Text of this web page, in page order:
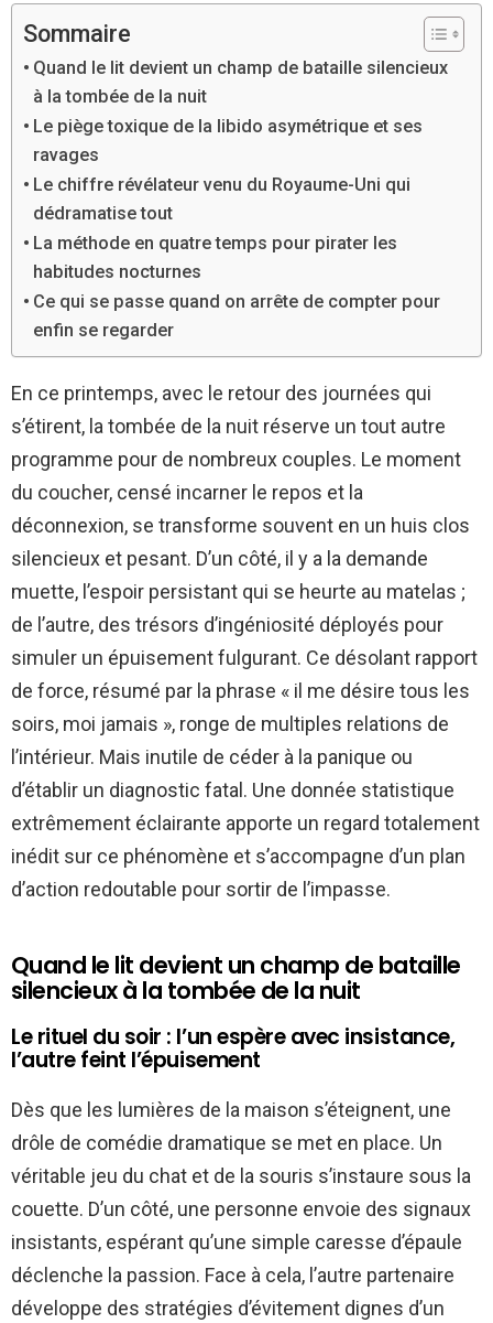
Sommaire
Quand le lit devient un champ de bataille silencieux
à la tombée de la nuit
Le piège toxique de la libido asymétrique et ses
ravages
Le chiffre révélateur venu du Royaume-Uni qui
dédramatise tout
La méthode en quatre temps pour pirater les
habitudes nocturnes
Ce qui se passe quand on arrête de compter pour
enfin se regarder
En ce printemps, avec le retour des journées qui
s’étirent, la tombée de la nuit réserve un tout autre
programme pour de nombreux couples. Le moment
du coucher, censé incarner le repos et la
déconnexion, se transforme souvent en un huis clos
silencieux et pesant. D’un côté, il y a la demande
muette, l’espoir persistant qui se heurte au matelas ;
de l’autre, des trésors d’ingéniosité déployés pour
simuler un épuisement fulgurant. Ce désolant rapport
de force, résumé par la phrase « il me désire tous les
soirs, moi jamais », ronge de multiples relations de
l’intérieur. Mais inutile de céder à la panique ou
d’établir un diagnostic fatal. Une donnée statistique
extrêmement éclairante apporte un regard totalement
inédit sur ce phénomène et s’accompagne d’un plan
d’action redoutable pour sortir de l’impasse.
Quand le lit devient un champ de bataille
silencieux à la tombée de la nuit
Le rituel du soir : l’un espère avec insistance,
l’autre feint l’épuisement
Dès que les lumières de la maison s’éteignent, une
drôle de comédie dramatique se met en place. Un
véritable jeu du chat et de la souris s’instaure sous la
couette. D’un côté, une personne envoie des signaux
insistants, espérant qu’une simple caresse d’épaule
déclenche la passion. Face à cela, l’autre partenaire
développe des stratégies d’évitement dignes d’un